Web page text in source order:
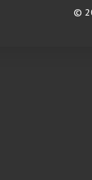
©